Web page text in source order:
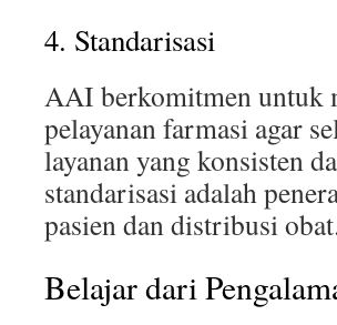
4. Standarisasi
AAI berkomitmen untuk
pelayanan farmasi agar
layanan yang konsisten
standarisasi adalah
pasien dan distribusi
Belajar dari